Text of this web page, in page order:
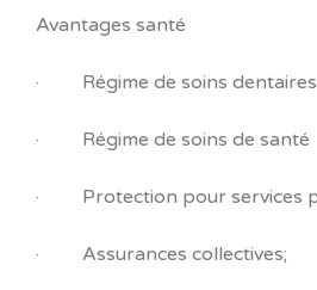
Avantages santé
· Régime de soins dentaires
· Régime de soins de santé
· Protection pour services
· Assurances collectives;